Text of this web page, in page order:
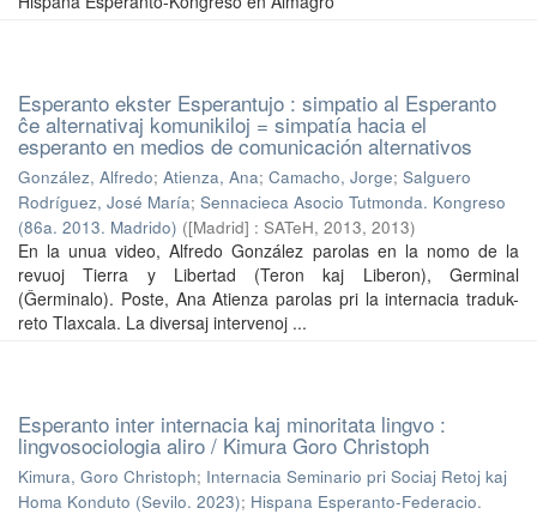
Esperanto ekster Esperantujo : simpatio al Esperanto
ĉe alternativaj komunikiloj = simpatía hacia el
esperanto en medios de comunicación alternativos
González, Alfredo; Atienza, Ana; Camacho, Jorge; Salguero
Rodríguez, José María; Sennacieca Asocio Tutmonda. Kongreso
(86a. 2013. Madrido) ([Madrid] : SATeH, 2013, 2013)
En la unua video, Alfredo González parolas en la nomo de la
revuoj Tierra y Libertad (Teron kaj Liberon), Germinal
(Ĝerminalo). Poste, Ana Atienza parolas pri la internacia traduk-
reto Tlaxcala. La diversaj intervenoj ...
Esperanto inter internacia kaj minoritata lingvo :
lingvosociologia aliro / Kimura Goro Christoph
Kimura, Goro Christoph; Internacia Seminario pri Sociaj Retoj kaj
Homa Konduto (Sevilo. 2023); Hispana Esperanto-Federacio.